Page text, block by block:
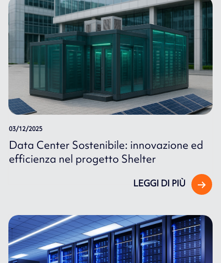
03/12/2025
Data Center Sostenibile: innovazione ed
efficienza nel progetto Shelter
LEGGI DI PIÙ